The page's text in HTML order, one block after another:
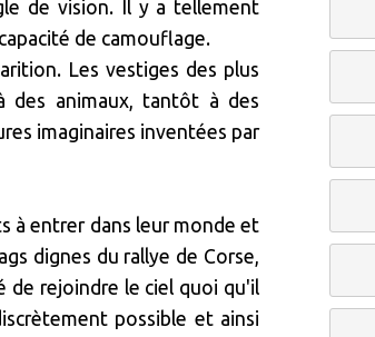
de vision. Il y a tellement
de camouflage.
Les vestiges des plus
animaux, tantôt à des
imaginaires inventées par
à entrer dans leur monde et
dignes du rallye de Corse,
de rejoindre le ciel quoi qu'il
possible et ainsi